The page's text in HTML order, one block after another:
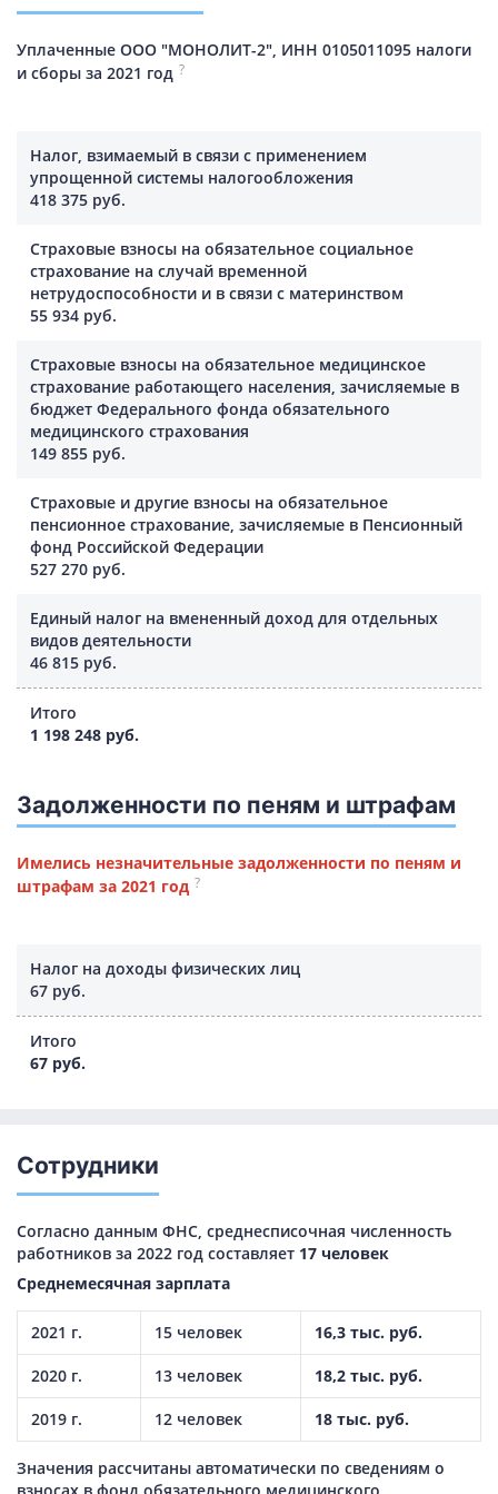
Уплаченные ООО "МОНОЛИТ-2", ИНН 0105011095 налоги
и сборы за 2021 год ?
Налог, взимаемый в связи с применением
упрощенной системы налогообложения
418 375 руб.
Страховые взносы на обязательное социальное
страхование на случай временной
нетрудоспособности и в связи с материнством
55 934 руб.
Страховые взносы на обязательное медицинское
страхование работающего населения, зачисляемые в
бюджет Федерального фонда обязательного
медицинского страхования
149 855 руб.
Страховые и другие взносы на обязательное
пенсионное страхование, зачисляемые в Пенсионный
фонд Российской Федерации
527 270 руб.
Единый налог на вмененный доход для отдельных
видов деятельности
46 815 руб.
Итого
1 198 248 руб.
Задолженности по пеням и штрафам
Имелись незначительные задолженности по пеням и
штрафам за 2021 год ?
Налог на доходы физических лиц
67 руб.
Итого
67 руб.
Сотрудники
Согласно данным ФНС, среднесписочная численность
работников за 2022 год составляет 17 человек
Среднемесячная зарплата
2021 г. 15 человек 16,3 тыс. руб.
2020 г. 13 человек 18,2 тыс. руб.
2019 г. 12 человек 18 тыс. руб.
Значения рассчитаны автоматически по сведениям о
взносах в фонд обязательного медицинского